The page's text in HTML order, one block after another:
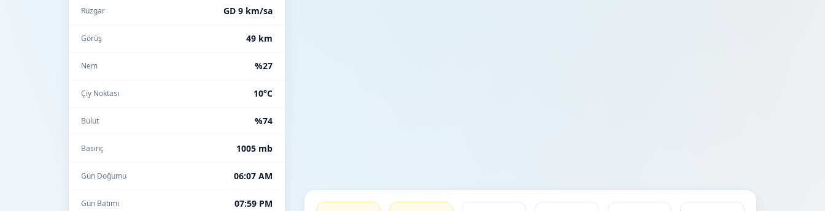
Rüzgar GD 9 km/sa
Görüş 49 km
Nem %27
Çiy Noktası 10°C
Bulut %74
Basınç 1005 mb
Gün Doğumu 06:07 AM
Gün Batımı 07:59 PM